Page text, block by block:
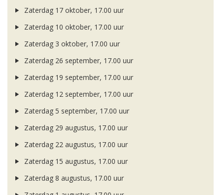
Zaterdag 17 oktober, 17.00 uur
Zaterdag 10 oktober, 17.00 uur
Zaterdag 3 oktober, 17.00 uur
Zaterdag 26 september, 17.00 uur
Zaterdag 19 september, 17.00 uur
Zaterdag 12 september, 17.00 uur
Zaterdag 5 september, 17.00 uur
Zaterdag 29 augustus, 17.00 uur
Zaterdag 22 augustus, 17.00 uur
Zaterdag 15 augustus, 17.00 uur
Zaterdag 8 augustus, 17.00 uur